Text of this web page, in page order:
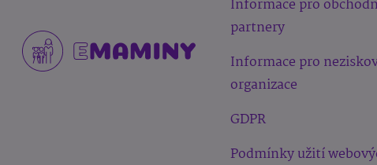
Informace pro
partnery
Informace pro
organizace
GDPR
Podmínky užití